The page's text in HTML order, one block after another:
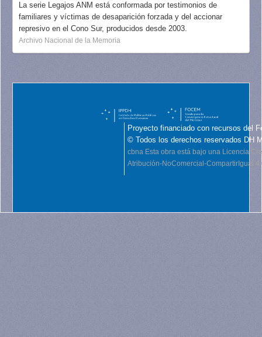
La serie Legajos ANM está conformada por testimonios de
familiares y víctimas de desaparición forzada y del accionar
represivo en el Cono Sur, producidos desde 2003.
Archivo Nacional de la Memoria
Proyecto financiado con recursos del
© Todos los derechos reservados DH
cbna Esta obra está bajo una Licencia
Atribución-NoComercial-CompartirIgual